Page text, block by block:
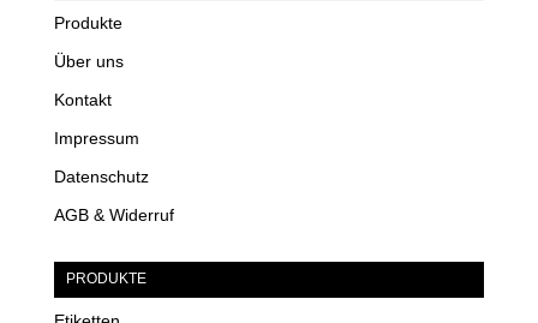
Produkte
Über uns
Kontakt
Impressum
Datenschutz
AGB & Widerruf
PRODUKTE